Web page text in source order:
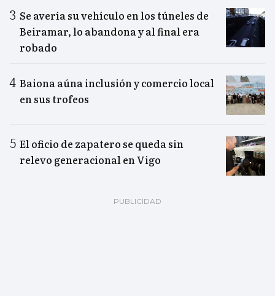
Se avería su vehículo en los túneles de
Beiramar, lo abandona y al final era
robado
Baiona aúna inclusión y comercio local
en sus trofeos
El oficio de zapatero se queda sin
relevo generacional en Vigo